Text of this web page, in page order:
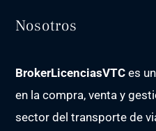
Nosotros
BrokerLicenciasVTC es
en la compra, venta y
sector del transporte de